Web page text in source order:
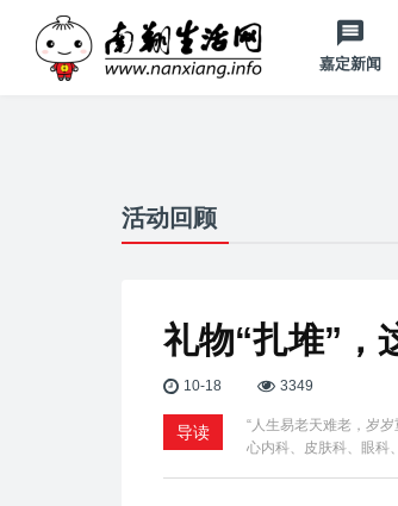
嘉定新闻
活动回顾
礼物“扎堆”，
10-18 3349
导读
“人生易老天难老，岁
心内科、皮肤科、眼科